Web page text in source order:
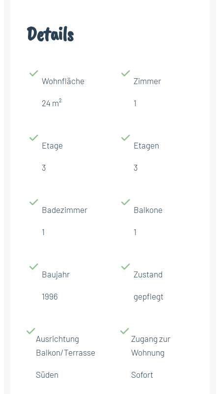
Details
Wohnfläche
24 m²
Zimmer
1
Etage
3
Etagen
3
Badezimmer
1
Balkone
1
Baujahr
1996
Zustand
gepflegt
Ausrichtung
Balkon/Terrasse
Süden
Zugang zur
Wohnung
Sofort